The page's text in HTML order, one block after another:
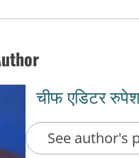
चीफ एडिटर रुपेश
See author's